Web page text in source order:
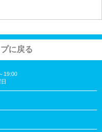
に戻る
19:00